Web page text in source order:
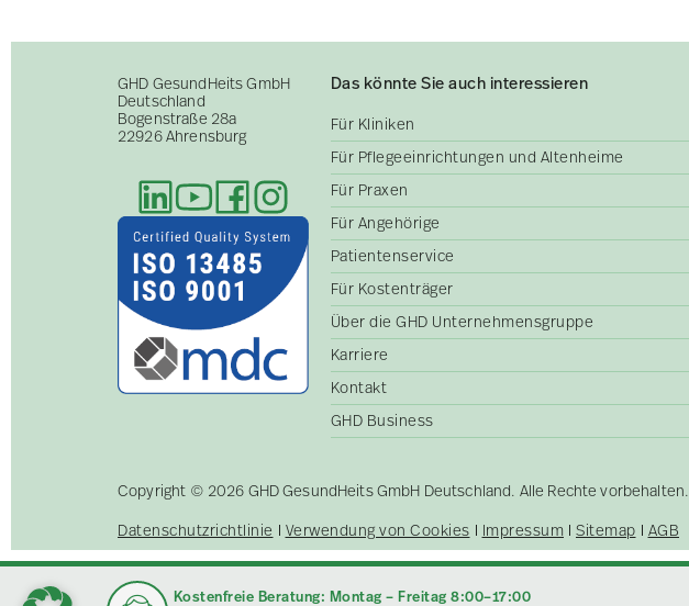
GHD GesundHeits GmbH
Deutschland
Bogenstraße 28a
22926 Ahrensburg
Das könnte Sie auch interessieren
Für Kliniken
Für Pflegeeinrichtungen und Altenheime
Für Praxen
Für Angehörige
Patientenservice
Für Kostenträger
Über die GHD Unternehmensgruppe
Karriere
Kontakt
GHD Business
Copyright © 2026 GHD GesundHeits GmbH Deutschland. Alle Rechte vorbehalten.
Datenschutzrichtlinie
Verwendung von Cookies Impressum Sitemap AGB
Kostenfreie Beratung: Montag – Freitag 8:00–17:00